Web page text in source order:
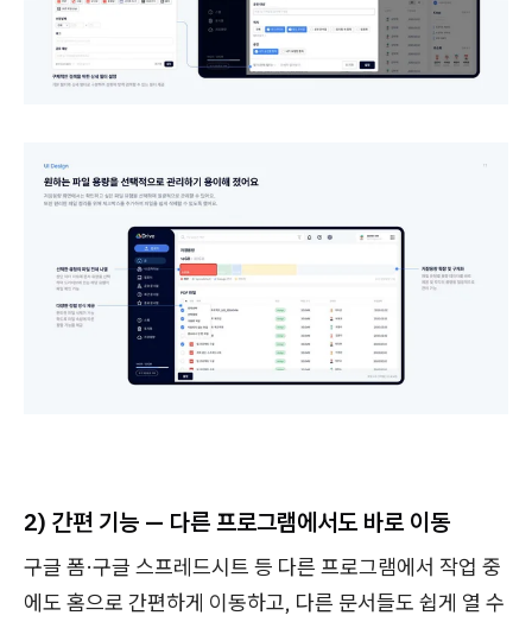
2) 간편 기능 — 다른 프로그램에서도 바로 이동
구글 폼·구글 스프레드시트 등 다른 프로그램에서 작업 중
에도 홈으로 간편하게 이동하고, 다른 문서들도 쉽게 열 수